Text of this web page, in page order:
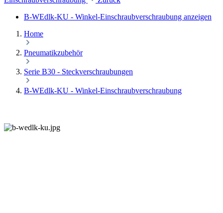
B-WEdlk-KU - Winkel-Einschraubverschraubung anzeigen
Home
Pneumatikzubehör
Serie B30 - Steckverschraubungen
B-WEdlk-KU - Winkel-Einschraubverschraubung